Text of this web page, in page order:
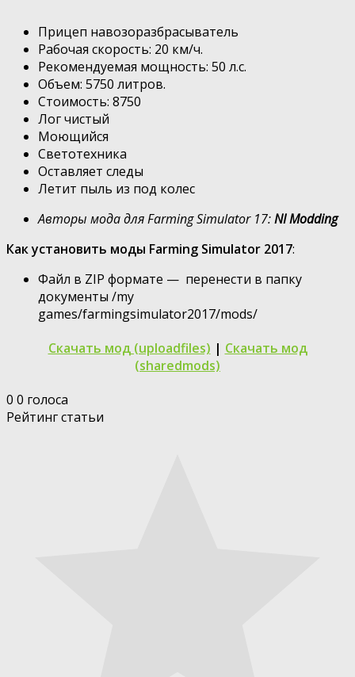
Прицеп навозоразбрасыватель
Рабочая скорость: 20 км/ч.
Рекомендуемая мощность: 50 л.с.
Объем: 5750 литров.
Стоимость: 8750
Лог чистый
Моющийся
Светотехника
Оставляет следы
Летит пыль из под колес
Авторы мода для Farming Simulator 17:NI Modding
Как установить моды Farming Simulator 2017:
Файл в ZIP формате — перенести в папку
документы /my
games/farmingsimulator2017/mods/
Скачать мод (uploadfiles) | Скачать мод
(sharedmods)
0 0 голоса
Рейтинг статьи